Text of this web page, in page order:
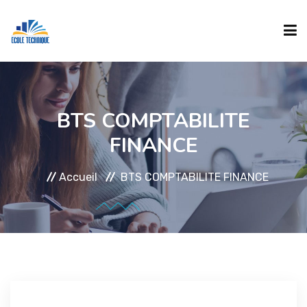
ACCUEIL
ECOLE
FORMATIONS
BTS COMPTABILITE
FINANCE
Accueil BTS COMPTABILITE FINANCE